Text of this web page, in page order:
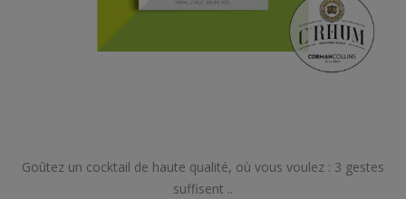
Goûtez un cocktail de haute qualité, où vous voulez : 3 gestes
suffisent ..